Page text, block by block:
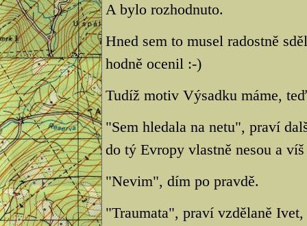
A bylo rozhodnuto.
Hned sem to musel radostně
hodně ocenil :-)
Tudíž motiv Výsadku máme,
"Sem hledala na netu", praví
do tý Evropy vlastně nesou a
"Nevim", dím po pravdě.
"Traumata", praví vzdělaně